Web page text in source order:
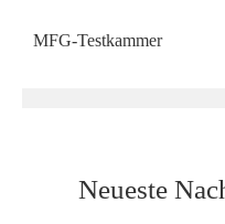
MFG-Testkammer
Neueste